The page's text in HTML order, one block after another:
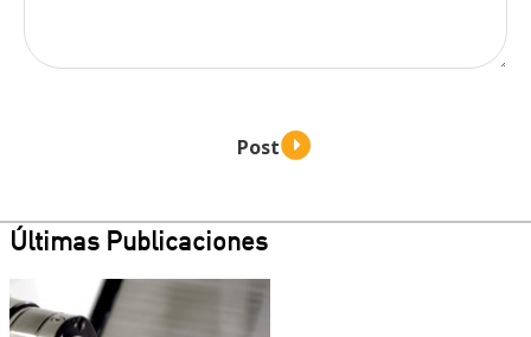
Últimas Publicaciones
Teaser
image